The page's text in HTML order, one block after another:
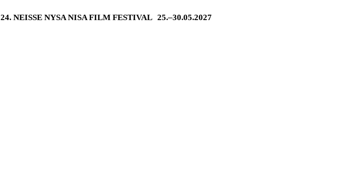
24. NEISSE NYSA NISA FILM FESTIVAL 25.–30.05.2027